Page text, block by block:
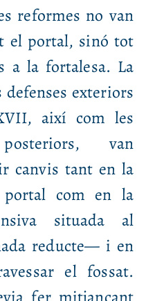
reformes no van
el portal, sinó tot
a la fortalesa. La
exteriors
així com les
van
canvis tant en la
portal com en la
situada al
reducte— i en
el fossat.